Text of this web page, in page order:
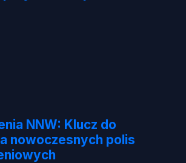
NNW: Klucz do
nowoczesnych polis